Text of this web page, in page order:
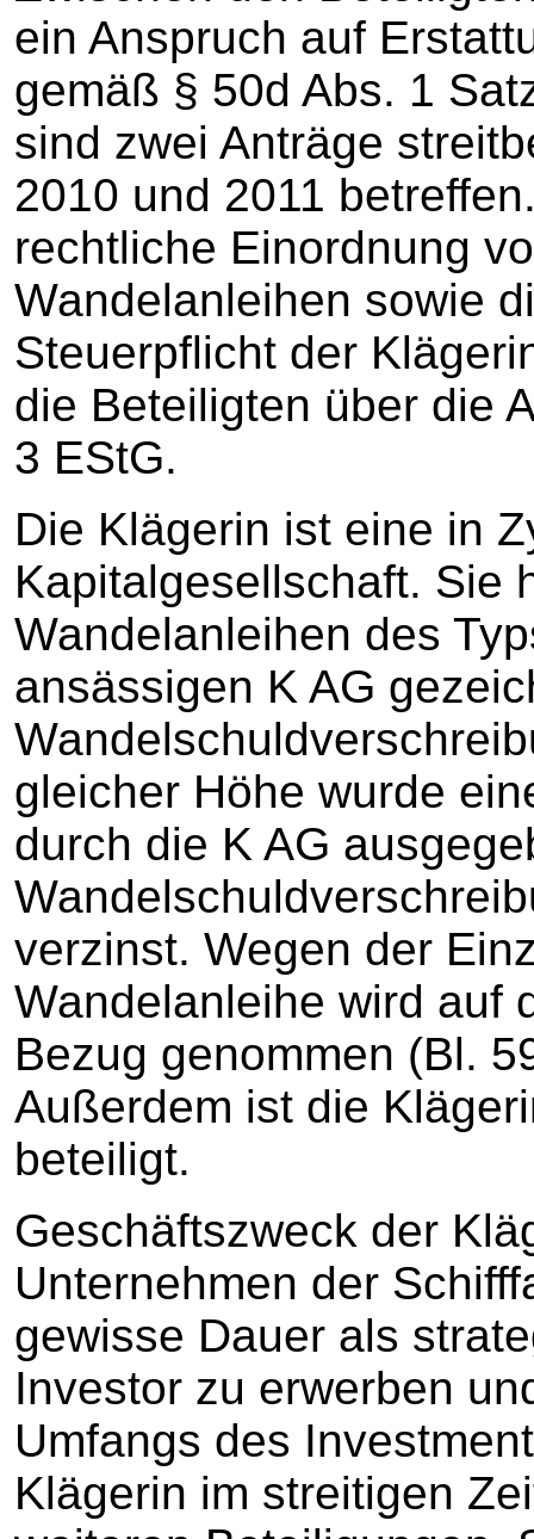
ein Anspruch auf
gemäß § 50d Abs. 1
sind zwei Anträge
2010 und 2011
rechtliche Einordnung
Wandelanleihen sowie
Steuerpflicht der
die Beteiligten über die
3 EStG.
Die Klägerin ist eine in
Kapitalgesellschaft. Sie
Wandelanleihen des
ansässigen K AG
gleicher Höhe wurde
durch die K AG
verzinst. Wegen der
Wandelanleihe wird auf
Bezug genommen (Bl.
Außerdem ist die
beteiligt.
Geschäftszweck der
Unternehmen der
gewisse Dauer als
Investor zu erwerben
Umfangs des
Klägerin im streitigen